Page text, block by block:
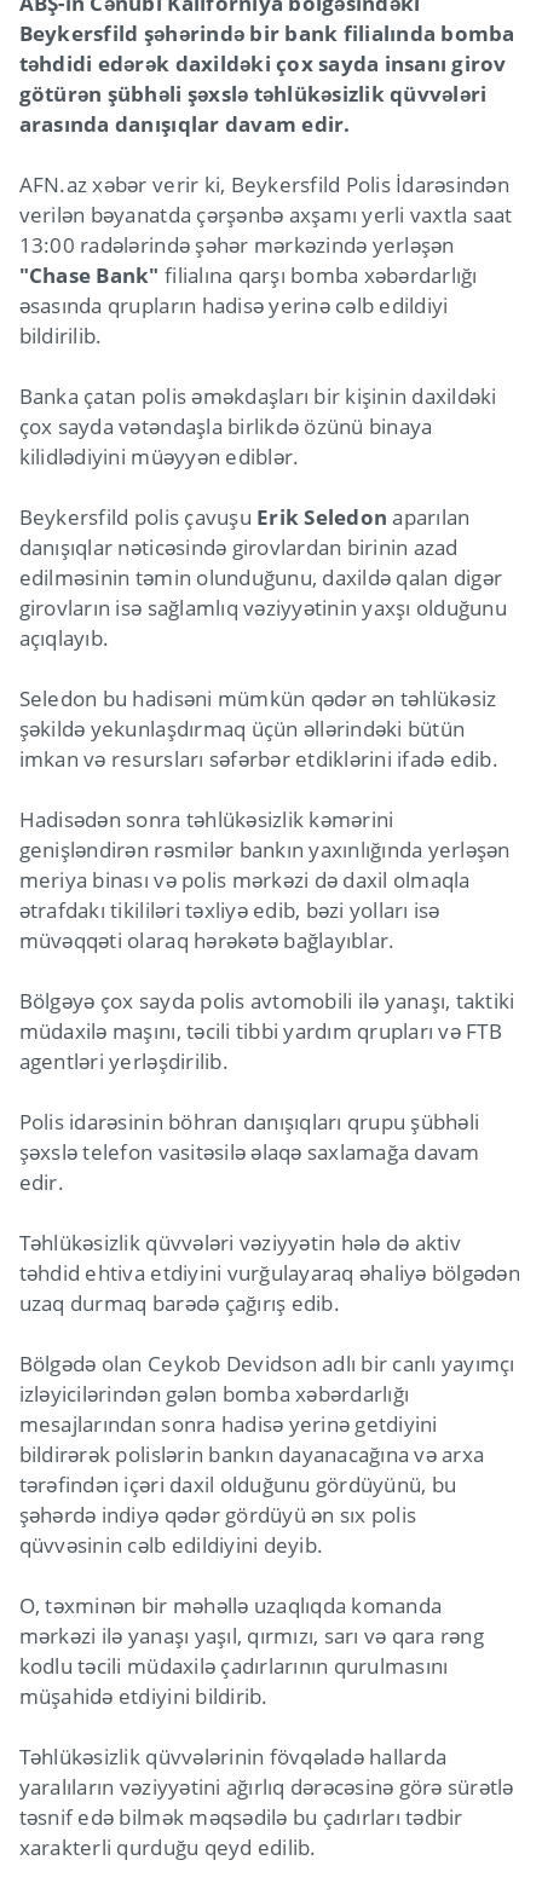
Beykersfild şəhərində bir bank filialında bomba
təhdidi edərək daxildəki çox sayda insanı girov
götürən şübhəli şəxslə təhlükəsizlik qüvvələri
arasında danışıqlar davam edir.
AFN.az xəbər verir ki, Beykersfild Polis İdarəsindən
verilən bəyanatda çərşənbə axşamı yerli vaxtla saat
13:00 radələrində şəhər mərkəzində yerləşən
"Chase Bank" filialına qarşı bomba xəbərdarlığı
əsasında qrupların hadisə yerinə cəlb edildiyi
bildirilib.
Banka çatan polis əməkdaşları bir kişinin daxildəki
çox sayda vətəndaşla birlikdə özünü binaya
kilidlədiyini müəyyən ediblər.
Beykersfild polis çavuşu Erik Seledon aparılan
danışıqlar nəticəsində girovlardan birinin azad
edilməsinin təmin olunduğunu, daxildə qalan digər
girovların isə sağlamlıq vəziyyətinin yaxşı olduğunu
açıqlayıb.
Seledon bu hadisəni mümkün qədər ən təhlükəsiz
şəkildə yekunlaşdırmaq üçün əllərindəki bütün
imkan və resursları səfərbər etdiklərini ifadə edib.
Hadisədən sonra təhlükəsizlik kəmərini
genişləndirən rəsmilər bankın yaxınlığında yerləşən
meriya binası və polis mərkəzi də daxil olmaqla
ətrafdakı tikililəri təxliyə edib, bəzi yolları isə
müvəqqəti olaraq hərəkətə bağlayıblar.
Bölgəyə çox sayda polis avtomobili ilə yanaşı, taktiki
müdaxilə maşını, təcili tibbi yardım qrupları və FTB
agentləri yerləşdirilib.
Polis idarəsinin böhran danışıqları qrupu şübhəli
şəxslə telefon vasitəsilə əlaqə saxlamağa davam
edir.
Təhlükəsizlik qüvvələri vəziyyətin hələ də aktiv
təhdid ehtiva etdiyini vurğulayaraq əhaliyə bölgədən
uzaq durmaq barədə çağırış edib.
Bölgədə olan Ceykob Devidson adlı bir canlı yayımçı
izləyicilərindən gələn bomba xəbərdarlığı
mesajlarından sonra hadisə yerinə getdiyini
bildirərək polislərin bankın dayanacağına və arxa
tərəfindən içəri daxil olduğunu gördüyünü, bu
şəhərdə indiyə qədər gördüyü ən sıx polis
qüvvəsinin cəlb edildiyini deyib.
O, təxminən bir məhəllə uzaqlıqda komanda
mərkəzi ilə yanaşı yaşıl, qırmızı, sarı və qara rəng
kodlu təcili müdaxilə çadırlarının qurulmasını
müşahidə etdiyini bildirib.
Təhlükəsizlik qüvvələrinin fövqəladə hallarda
yaralıların vəziyyətini ağırlıq dərəcəsinə görə sürətlə
təsnif edə bilmək məqsədilə bu çadırları tədbir
xarakterli qurduğu qeyd edilib.